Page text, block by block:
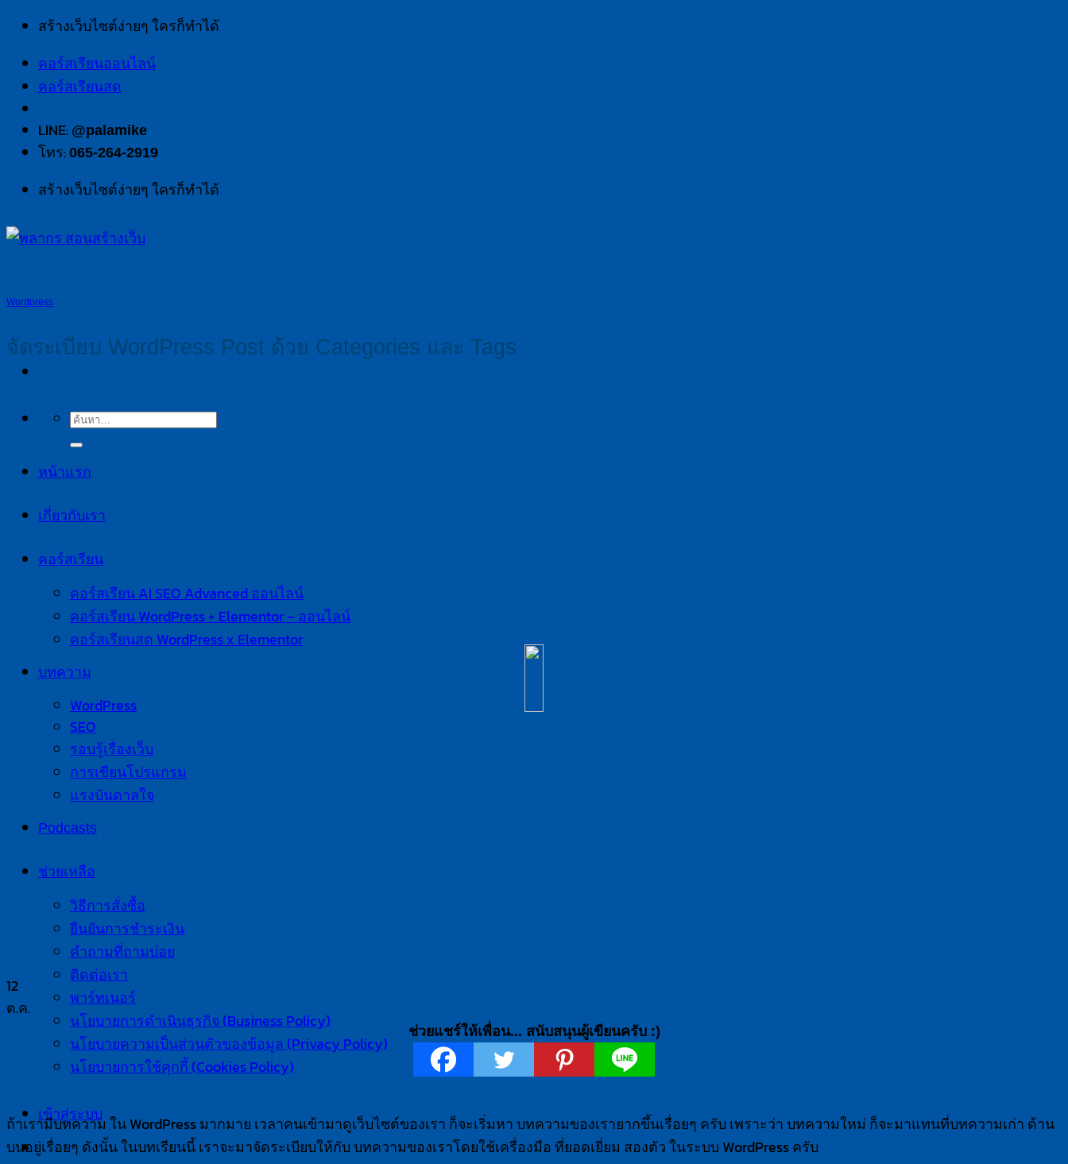
สร้างเว็บไซต์ง่ายๆ ใครก็ทำได้
คอร์สเรียนออนไลน์
คอร์สเรียนสด
LINE: @palamike
โทร: 065-264-2919
สร้างเว็บไซต์ง่ายๆ ใครก็ทำได้
หน้าแรก
เกี่ยวกับเรา
คอร์สเรียน
คอร์สเรียน AI SEO Advanced ออนไลน์
คอร์สเรียน WordPress + Elementor – ออนไลน์
คอร์สเรียนสด WordPress x Elementor
บทความ
WordPress
SEO
รอบรู้เรื่องเว็บ
การเขียนโปรแกรม
แรงบันดาลใจ
Podcasts
ช่วยเหลือ
วิธีการสั่งซื้อ
ยืนยันการชำระเงิน
คำถามที่ถามบ่อย
ติดต่อเรา
พาร์ทเนอร์
นโยบายการดำเนินธุรกิจ (Business Policy)
นโยบายความเป็นส่วนตัวของข้อมูล (Privacy Policy)
นโยบายการใช้คุกกี้ (Cookies Policy)
เข้าสู่ระบบ
Wordpress
จัดระเบียบ WordPress Post ด้วย Categories และ Tags
12
ต.ค.
ช่วยแชร์ให้เพื่อน... สนับสนุนผู้เขียนครับ :)
ถ้าเรามีบทความ ใน WordPress มากมาย เวลาคนเข้ามาดูเว็บไซต์ของเรา ก็จะเริ่มหา บทความของเรายากขึ้นเรื่อยๆ ครับ เพราะว่า บทความใหม่ ก็จะมาแทนที่บทความเก่า ด้าน
บนอยู่เรื่อยๆ ดังนั้น ในบทเรียนนี้ เราจะมาจัดระเบียบให้กับ บทความของเราโดยใช้เครื่องมือ ที่ยอดเยี่ยม สองตัว ในระบบ WordPress ครับ